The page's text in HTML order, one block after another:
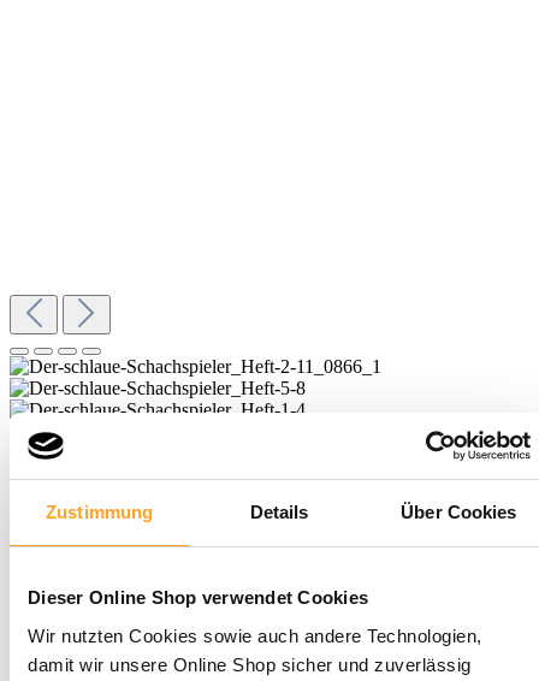
Zustimmung Details Über Cookies
Dieser Online Shop verwendet Cookies
Wir nutzten Cookies sowie auch andere Technologien,
damit wir unsere Online Shop sicher und zuverlässig